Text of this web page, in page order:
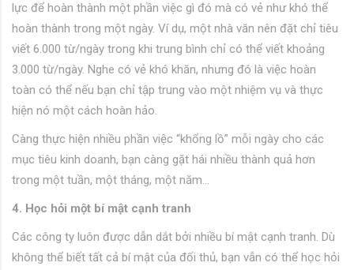
lực để hoàn thành một phần việc gì đó mà có vẻ như khó thể
hoàn thành trong một ngày. Ví dụ, một nhà văn nên đặt chỉ tiêu
viết 6.000 từ/ngày trong khi trung bình chỉ có thể viết khoảng
3.000 từ/ngày. Nghe có vẻ khó khăn, nhưng đó là việc hoàn
toàn có thể nếu bạn chỉ tập trung vào một nhiệm vụ và thực
hiện nó một cách hoàn hảo.
Càng thực hiện nhiều phần việc “khổng lồ” mỗi ngày cho các
mục tiêu kinh doanh, bạn càng gặt hái nhiều thành quả hơn
trong một tuần, một tháng, một năm…
4. Học hỏi một bí mật cạnh tranh
Các công ty luôn được dẫn dắt bởi nhiều bí mật cạnh tranh. Dù
không thể biết tất cả bí mật của đối thủ, bạn vẫn có thể học hỏi